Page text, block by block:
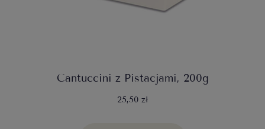
Cantuccini z Pistacjami, 200g
25,50 zł